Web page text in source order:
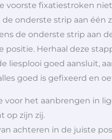
voorste fixatiestroken
de onderste strip aan één
de onderste strip aan
positie. Herhaal deze
liesplooi goed aansluit,
goed is gefixeerd en
voor het aanbrengen in
op zijn zij.
achteren in de juiste